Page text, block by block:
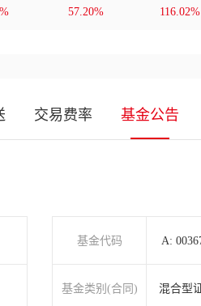
57.20% 116.02%
交易费率 基金公告
基金代码 A:
基金类别(合同) 混合型